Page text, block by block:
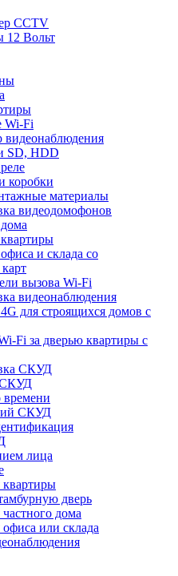
CCTV
12 Вольт
Wi-Fi
SD, HDD
коробки
материалы
видеодомофонов
и склада со
вызова Wi-Fi
видеонаблюдения
для строящихся домов с
Fi за дверью квартиры с
СКУД
времени
СКУД
лица
квартиры
дверь
дома
офиса или склада